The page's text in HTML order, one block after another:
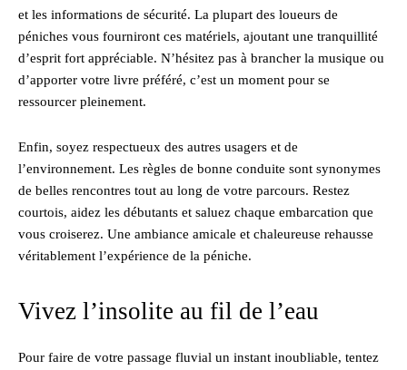
et les informations de sécurité. La plupart des loueurs de
péniches vous fourniront ces matériels, ajoutant une tranquillité
d’esprit fort appréciable. N’hésitez pas à brancher la musique ou
d’apporter votre livre préféré, c’est un moment pour se
ressourcer pleinement.
Enfin, soyez respectueux des autres usagers et de
l’environnement. Les règles de bonne conduite sont synonymes
de belles rencontres tout au long de votre parcours. Restez
courtois, aidez les débutants et saluez chaque embarcation que
vous croiserez. Une ambiance amicale et chaleureuse rehausse
véritablement l’expérience de la péniche.
Vivez l’insolite au fil de l’eau
Pour faire de votre passage fluvial un instant inoubliable, tentez